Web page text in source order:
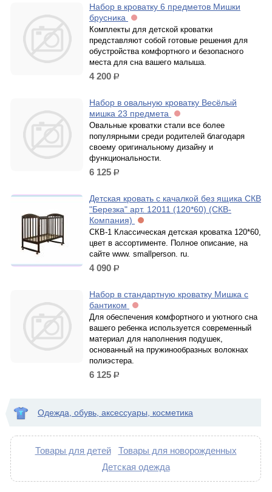
Набор в кроватку 6 предметов Мишки
брусника
Комплекты для детской кроватки
представляют собой готовые решения для
обустройства комфортного и безопасного
места для сна вашего малыша.
4 200 р.
Набор в овальную кроватку Весёлый
мишка 23 предмета
Овальные кроватки стали все более
популярными среди родителей благодаря
своему оригинальному дизайну и
функциональности.
6 125 р.
Детская кровать с качалкой без ящика СКВ
"Березка" арт. 12011 (120*60) (СКВ-
Компания)
СКВ-1 Классическая детская кроватка 120*60,
цвет в ассортименте. Полное описание, на
сайте www. smallperson. ru.
4 090 р.
Набор в стандартную кроватку Мишка с
бантиком
Для обеспечения комфортного и уютного сна
вашего ребенка используется современный
материал для наполнения подушек,
основанный на пружинообразных волокнах
полиэстера.
6 125 р.
Одежда, обувь, аксессуары, косметика
Товары для детей
Товары для новорожденных
Детская одежда